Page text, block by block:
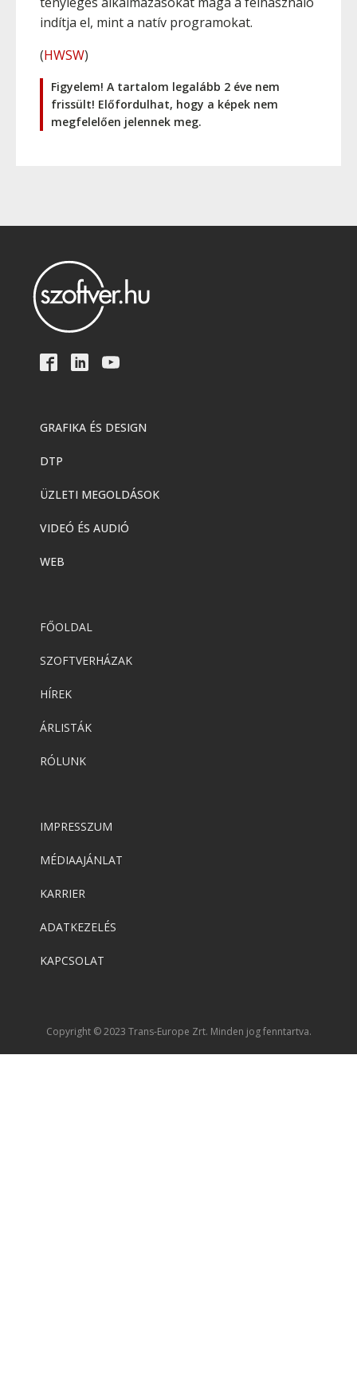
indítja el, mint a natív programokat.
(HWSW)
Figyelem! A tartalom legalább 2 éve nem
frissült! Előfordulhat, hogy a képek nem
megfelelően jelennek meg.
GRAFIKA ÉS DESIGN
DTP
ÜZLETI MEGOLDÁSOK
VIDEÓ ÉS AUDIÓ
WEB
FŐOLDAL
SZOFTVERHÁZAK
HÍREK
ÁRLISTÁK
RÓLUNK
IMPRESSZUM
MÉDIAAJÁNLAT
KARRIER
ADATKEZELÉS
KAPCSOLAT
Copyright © 2023 Trans-Europe Zrt. Minden jog fenntartva.